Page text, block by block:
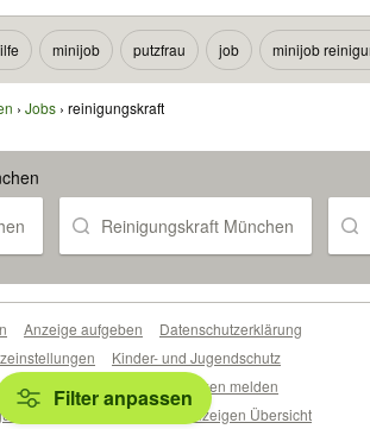
minijob putzfrau job minijob
Jobs reinigungskraft
Reinigungskraft München
Filter anpassen
Anzeige aufgeben
Datenschutzerklärung
Kinder- und Jugendschutz
Sicherheitslücken melden
Beliebte Suchen Anzeigen Übersicht